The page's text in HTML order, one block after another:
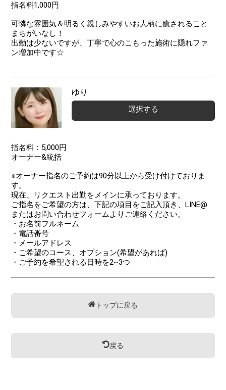
指名料1,000円
可憐な雰囲気＆明るく親しみやすいお人柄に癒されること
まちがいなし！
出勤は少ないですが、丁寧で心のこもった施術に隠れファ
ン増加中です☆
指名料：5,000円
オーナー&統括
※オーナー指名のご予約は90分以上から受け付けておりま
す。
現在、リクエスト出勤をメインに承っております。
ご指名をご希望の方は、下記の項目をご記入頂き、LINE@
またはお問い合わせフォームよりご連絡ください。
・お名前フルネーム
・電話番号
・メールアドレス
・ご希望のコース、オプション(希望があれば)
・ご予約を希望される日時を2~3つ
ゆり
選択する
トップに戻る
戻る